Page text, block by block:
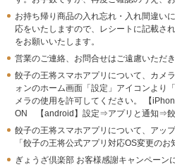
お持ち帰り商品の入れ忘れ・入れ間違い
応をいたしますので、レシートに記載さ
をお願いいたします。
営業のご連絡、お問合せはご遠慮いただ
餃子の王将スマホアプリについて、カメ
ォンのホーム画面「設定」アイコンより
メラの使用を許可してください。 【
ON 【android】設定⇒アプリと通知⇒
餃子の王将スマホアプリについて、アッ
「餃子の王将公式アプリ対応OS変更のお
ぎょうざ倶楽部 お客様感謝キャンペーン